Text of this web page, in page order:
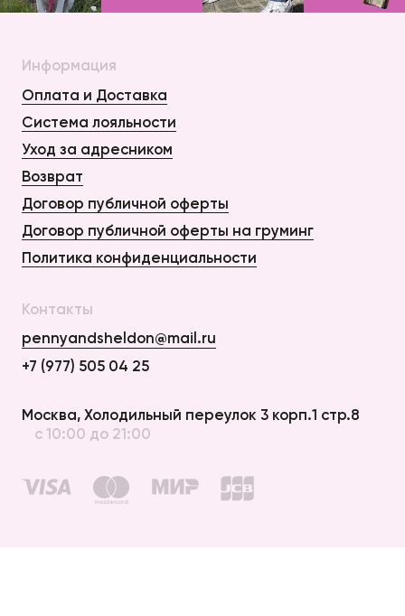
Информация
Оплата и Доставка
Система лояльности
Уход за адресником
Возврат
Договор публичной оферты
Договор публичной оферты на груминг
Политика конфиденциальности
Контакты
pennyandsheldon@mail.ru
+7 (977) 505 04 25
Москва, Холодильный переулок 3 корп.1 стр.8
с 10:00 до 21:00
Оплата и Доставка
Возврат
Договор публичной оферты на груминг